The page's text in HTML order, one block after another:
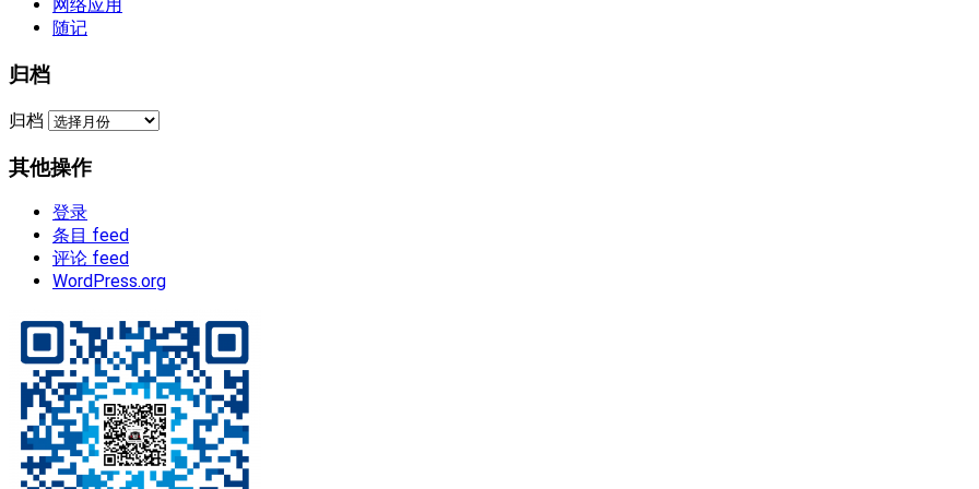
网络应用
随记
归档
归档
其他操作
登录
条目 feed
评论 feed
WordPress.org